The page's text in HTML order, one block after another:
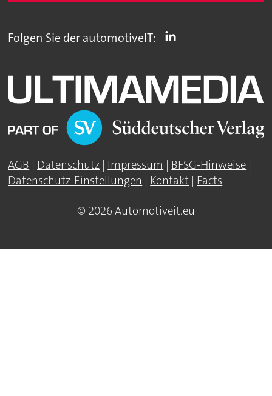
Folgen Sie der automotiveIT:
AGB | Datenschutz | Impressum | BFSG-Hinweise |
Datenschutz-Einstellungen | Kontakt | Facts
© 2026 Automotiveit.eu